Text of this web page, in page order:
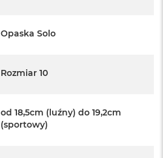
Opaska Solo
Rozmiar 10
od 18,5cm (luźny) do 19,2cm
(sportowy)